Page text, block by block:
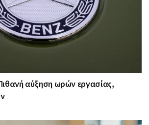
αύξηση ωρών εργασίας,